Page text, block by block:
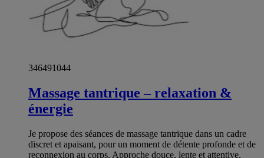
346491044
Massage tantrique – relaxation &
énergie
Je propose des séances de massage tantrique dans un cadre
discret et apaisant, pour un moment de détente profonde et de
reconnexion au corps. Approche douce, lente et attentive,